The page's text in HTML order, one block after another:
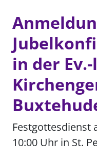
in der
Festgottesdienst
10:00 Uhr in St.